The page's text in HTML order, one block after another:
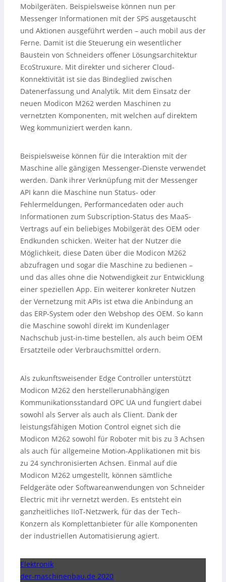
Mobilgeräten. Beispielsweise können nun per
Messenger Informationen mit der SPS ausgetauscht
und Aktionen ausgeführt werden – auch mobil aus der
Ferne. Damit ist die Steuerung ein wesentlicher
Baustein von Schneiders offener Lösungsarchitektur
EcoStruxure. Mit direkter und sicherer Cloud-
Konnektivität ist sie das Bindeglied zwischen
Datenerfassung und Analytik. Mit dem Einsatz der
neuen Modicon M262 werden Maschinen zu
vernetzten Komponenten, mit welchen auf direktem
Weg kommuniziert werden kann.
Beispielsweise können für die Interaktion mit der
Maschine alle gängigen Messenger-Dienste verwendet
werden. Dank ihrer Verknüpfung mit der Messenger
API kann die Maschine nun Status- oder
Fehlermeldungen, Performancedaten oder auch
Informationen zum Subscription-Status des MaaS-
Vertrags auf ein beliebiges Mobilgerät des OEM oder
Endkunden schicken. Weiter hat der Nutzer die
Möglichkeit, diese Daten über die Modicon M262
abzufragen und sogar die Maschine zu bedienen –
und das alles ohne die Notwendigkeit zur Entwicklung
einer speziellen App. Ein weiterer konkreter Nutzen
der Vernetzung mit APIs ist etwa die Anbindung an
das ERP-System oder den Webshop des OEM. So kann
die Maschine sowohl direkt im Kundenlager
Nachschub just-in-time bestellen, als auch beim OEM
Ersatzteile oder Verbrauchsmittel ordern.
Als zukunftsweisender Edge Controller unterstützt
Modicon M262 den herstellerunabhängigen
Kommunikationsstandard OPC UA und fungiert dabei
sowohl als Server als auch als Client. Dank der
leistungsfähigen Motion Control eignet sich die
Modicon M262 sowohl für Roboter mit bis zu 3 Achsen
als auch für allgemeine Motion-Applikationen mit bis
zu 24 synchronisierten Achsen. Einmal auf die
Modicon M262 umgestellt, können sämtliche
Feldgeräte oder Softwareanwendungen von Schneider
Electric mit ihr vernetzt werden. Es entsteht ein
ganzheitliches IIoT-Netzwerk, für das der Tech-
Konzern als Komplettanbieter für alle Komponenten
der industriellen Automatisierung agiert.
Elektronik
der-maschinenbau.de 2020